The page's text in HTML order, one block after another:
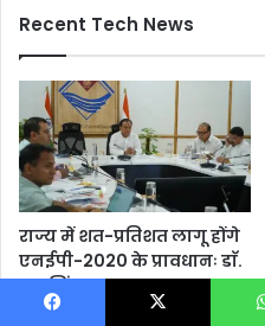
Recent Tech News
राज्य में शत-प्रतिशत लागू होंगे
एनईपी-2020 के प्रावधानः डाॅ.
धन सिंह रावत
6 days ago